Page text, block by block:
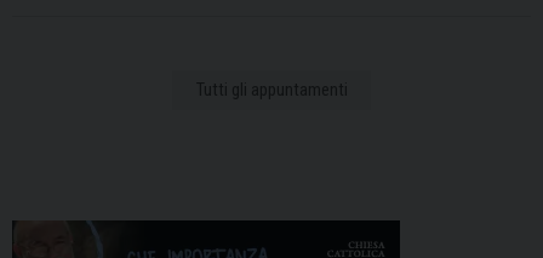
Tutti gli appuntamenti